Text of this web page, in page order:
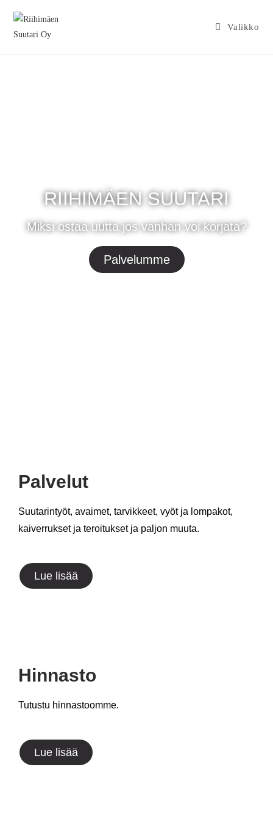
Valikko
RIIHIMÄEN SUUTARI
Miksi ostaa uutta jos vanhan voi korjata?
Palvelumme
Palvelut
Suutarintyöt, avaimet, tarvikkeet, vyöt ja lompakot,
kaiverrukset ja teroitukset ja paljon muuta.
Lue lisää
Hinnasto
Tutustu hinnastoomme.
Lue lisää